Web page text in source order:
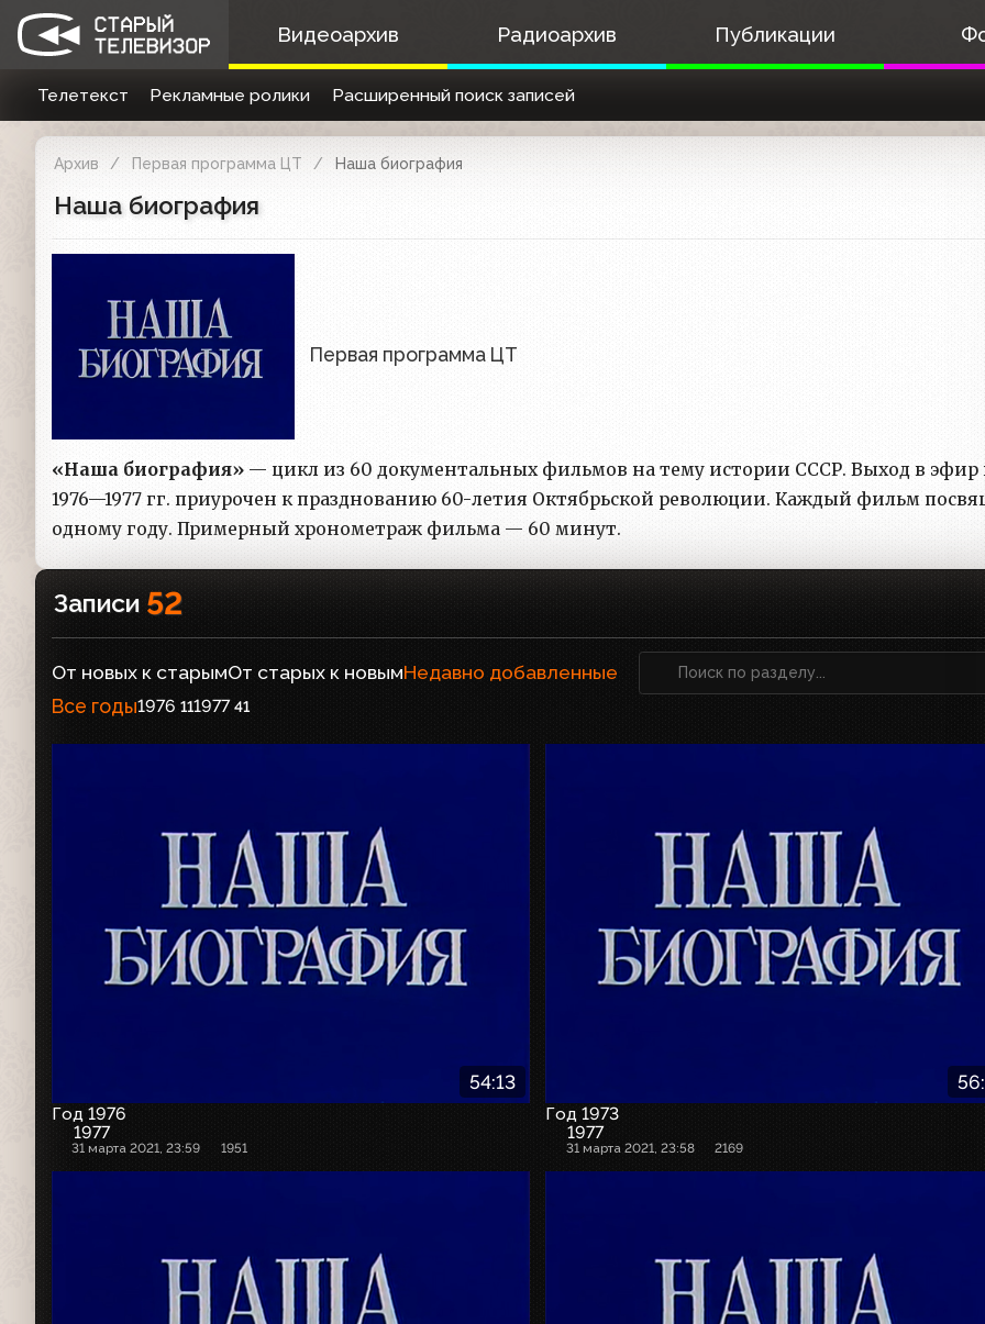
Видеоархив Радиоархив Публикации
Телетекст Рекламные ролики Расширенный поиск записей
Архив Первая программа ЦТ Наша биография
Наша биография
Первая программа ЦТ
«Наша биография» — цикл из 60 документальных фильмов на тему истории СССР. Выход в эфир
1976—1977 гг. приурочен к празднованию 60-летия Октябрьской революции. Каждый фильм
одному году. Примерный хронометраж фильма — 60 минут.
Записи 52
От новых к старымОт старых к новымНедавно добавленные
Все годы1976 111977 41
54:13
Год 1976
1977
31 марта 2021, 23:59 1951
Год 1973
1977
31 марта 2021, 23:58 2169